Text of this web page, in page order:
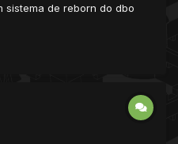
sistema de reborn do dbo